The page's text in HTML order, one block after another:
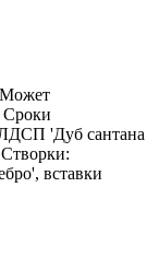
Сроки
'Дуб сантана
Створки:
вставки